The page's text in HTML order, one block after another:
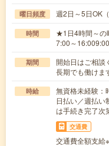
曜日頻度 週2日～5日OK
時間
★1日4時間～の
7:00～
期間
開始日はご相
長期でも働けま
時給
無資格未経験
日払い／週払
は手続き完了次
交通費
交通費全額支給